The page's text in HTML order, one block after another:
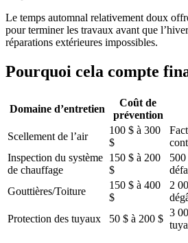
Le temps automnal relativement doux
pour terminer les travaux avant que
réparations extérieures impossibles.
Pourquoi cela compte
Domaine d’entretien
Coût de
prévention
Scellement de l’air
100 $ à 300
$
Inspection du système
de chauffage
150 $ à 200
$
Gouttières/Toiture
150 $ à 400
$
2
Protection des tuyaux
50 $ à 200 $
3